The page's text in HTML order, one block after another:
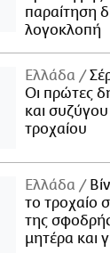
παραίτηση
λογοκλοπή
Ελλάδα
Οι πρώτες
και
τροχαίου
Ελλάδα
το τροχαίο
της
μητέρα και